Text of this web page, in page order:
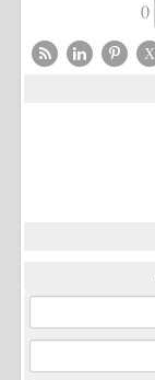
()
X